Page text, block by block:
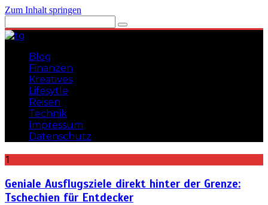
Zum Inhalt springen
Blog
Finanzen
Kreatives
Lifesytle
Reisen
Technik
Impressum
Datenschutz
teuflischgenial
Gadgets, Lifehacks, Tipps und Tricks
1
Geniale Ausflugsziele direkt hinter der Grenze:
Tschechien für Entdecker